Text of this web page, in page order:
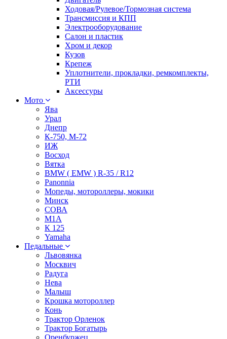
Ходовая/Рулевое/Тормозная система
Трансмиссия и КПП
Электрооборудование
Салон и пластик
Хром и декор
Кузов
Крепеж
Уплотнители, прокладки, ремкомплекты,
РТИ
Аксессуры
Мото
Ява
Урал
Днепр
К-750, М-72
ИЖ
Восход
Вятка
BMW ( EMW ) R-35 / R12
Panonnia
Мопеды, мотороллеры, мокики
Минск
СОВА
М1А
К 125
Yamaha
Педальные
Львовянка
Москвич
Радуга
Нева
Малыш
Крошка мотороллер
Конь
Трактор Орленок
Трактор Богатырь
Оренбуржец